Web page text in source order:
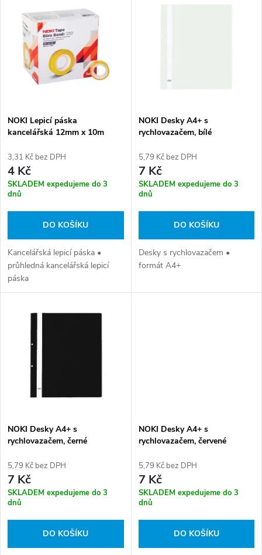
p
r
o
d
u
k
Abecedně
s
p
r
o
d
u
k
NOKI Lepicí páska
kancelářská 12mm x 10m
3,31 Kč bez DPH
4 Kč
SKLADEM expedujeme do 3
dnů
DO KOŠÍKU
Kancelářská lepicí páska •
průhledná kancelářská lepicí
páska
NOKI Desky A4+ s
rychlovazačem, bílé
5,79 Kč bez DPH
7 Kč
SKLADEM expedujeme do 3
dnů
DO KOŠÍKU
Desky s rychlovazačem •
formát A4+
NOKI Desky A4+ s
rychlovazačem, černé
5,79 Kč bez DPH
7 Kč
SKLADEM expedujeme do 3
dnů
DO KOŠÍKU
NOKI Desky A4+ s
rychlovazačem, červené
5,79 Kč bez DPH
7 Kč
SKLADEM expedujeme do 3
dnů
DO KOŠÍKU